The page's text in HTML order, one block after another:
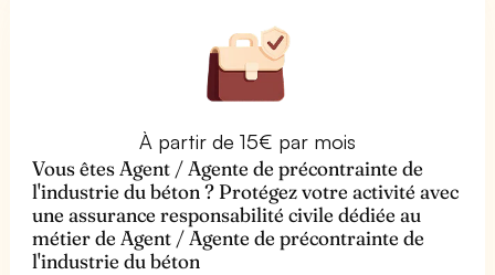
À partir de 15€ par mois
Vous êtes Agent / Agente de précontrainte de
l'industrie du béton ? Protégez votre activité avec
une assurance responsabilité civile dédiée au
métier de Agent / Agente de précontrainte de
l'industrie du béton